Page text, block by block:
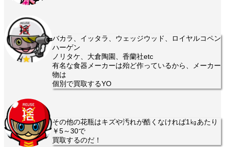
バカラ、イッタラ、ウェッジウッド、ロイヤルコペン
ハーゲン
ノリタケ、大倉陶園、香蘭社etc
有名な食器メーカーは殆ど作っているから、メーカー
物は
個別で買取するYO
その他の花瓶はキズや汚れが酷くなければ1㎏あたり
￥5～30で
買取するのだ！